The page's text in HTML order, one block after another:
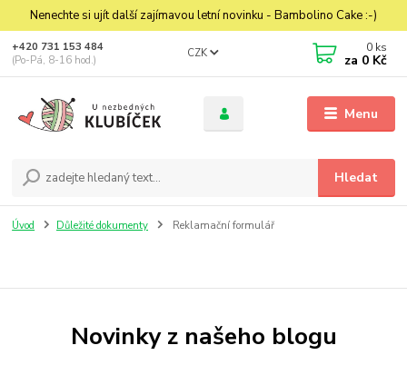
Nenechte si ujít další zajímavou letní novinku - Bambolino Cake :-)
Menu
CZK
Hledat
+420 731 153 484
(Po-Pá, 8-16 hod.)
0 ks
za 0 Kč
Úvod Důležité dokumenty Reklamační formulář
Novinky z našeho blogu